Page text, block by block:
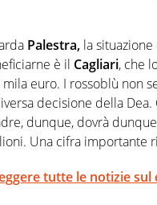
Palestra, la
è il Cagliari, che
euro. I rossoblù non
decisione della
dunque, dovrà
Una cifra importante
tutte le notizie